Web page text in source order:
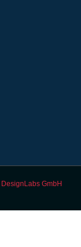
DesignLabs GmbH